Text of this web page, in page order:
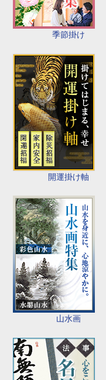
季節掛け
開運掛け軸
山水画